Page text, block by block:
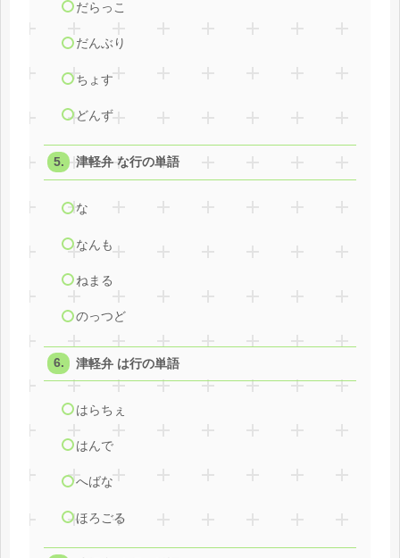
だらっこ
だんぶり
ちょす
どんず
津軽弁 な行の単語
な
なんも
ねまる
のっつど
津軽弁 は行の単語
はらちぇ
はんで
へばな
ほろごる